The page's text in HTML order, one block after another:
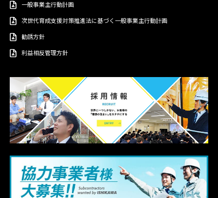
一般事業主行動計画
次世代育成支援対策推進法に基づく一般事業主行動計画
勧誘方針
利益相反管理方針